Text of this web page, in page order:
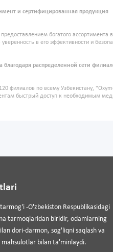
и сертифицированная продукция
предоставлением богатого
в его эффективности и
благодаря распределенной сети
филиалов по всему Узбекистану,
быстрый доступ к необходимым
-O'zbekiston Respublikasidagi
tarmoqlaridan biridir, odamlarning
dori-darmon, sog'liqni saqlash va
mahsulotlar bilan ta'minlaydi.